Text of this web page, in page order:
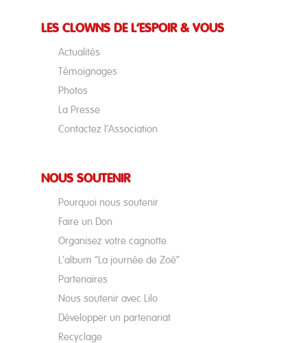
LES CLOWNS DE L’ESPOIR & VOUS
Actualités
Témoignages
Photos
La Presse
Contactez l’Association
NOUS SOUTENIR
Pourquoi nous soutenir
Faire un Don
Organisez votre cagnotte
L’album “La journée de Zoé”
Partenaires
Nous soutenir avec Lilo
Développer un partenariat
Recyclage